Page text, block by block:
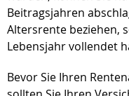
Beitragsjahren
Altersrente beziehen,
Lebensjahr vollendet
Bevor Sie Ihren